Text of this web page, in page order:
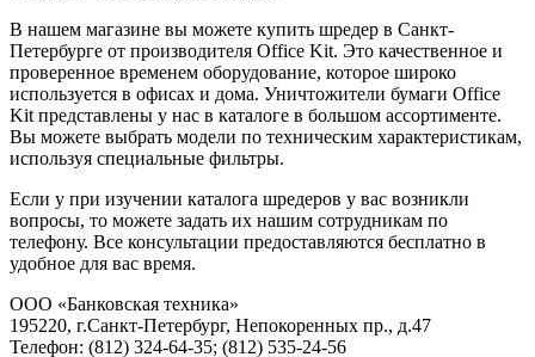
В нашем магазине вы можете купить шредер в Санкт-
Петербурге от производителя Office Kit. Это качественное и
проверенное временем оборудование, которое широко
используется в офисах и дома. Уничтожители бумаги Office
Kit представлены у нас в каталоге в большом ассортименте.
Вы можете выбрать модели по техническим характеристикам,
используя специальные фильтры.
Если у при изучении каталога шредеров у вас возникли
вопросы, то можете задать их нашим сотрудникам по
телефону. Все консультации предоставляются бесплатно в
удобное для вас время.
ООО «Банковская техника»
195220, г.Санкт-Петербург, Непокоренных пр., д.47
Телефон: (812) 324-64-35; (812) 535-24-56